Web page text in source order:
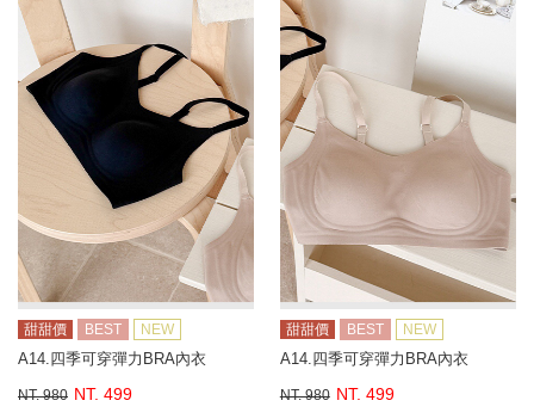
甜甜價 BEST NEW
A14.四季可穿彈力BRA內衣
NT. 980 NT. 499
甜甜價 BEST NEW
A14.四季可穿彈力BRA內衣
NT. 980 NT. 499